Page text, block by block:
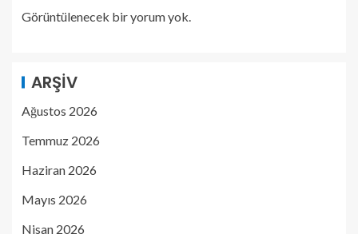
Görüntülenecek bir yorum yok.
ARŞIV
Ağustos 2026
Temmuz 2026
Haziran 2026
Mayıs 2026
Nisan 2026